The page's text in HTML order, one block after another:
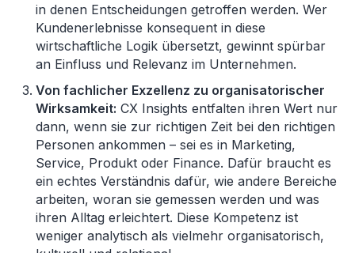
in denen Entscheidungen getroffen werden. Wer
Kundenerlebnisse konsequent in diese
wirtschaftliche Logik übersetzt, gewinnt spürbar
an Einfluss und Relevanz im Unternehmen.
Von fachlicher Exzellenz zu organisatorischer
Wirksamkeit: CX Insights entfalten ihren Wert nur
dann, wenn sie zur richtigen Zeit bei den richtigen
Personen ankommen – sei es in Marketing,
Service, Produkt oder Finance. Dafür braucht es
ein echtes Verständnis dafür, wie andere Bereiche
arbeiten, woran sie gemessen werden und was
ihren Alltag erleichtert. Diese Kompetenz ist
weniger analytisch als vielmehr organisatorisch,